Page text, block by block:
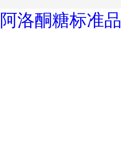
阿洛酮糖标准品